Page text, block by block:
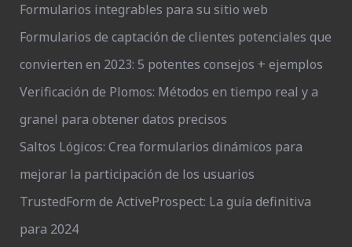
Formularios integrables para su sitio web
Formularios de captación de clientes potenciales que
convierten en 2023: 5 potentes consejos + ejemplos
Verificación de Plomos: Métodos en tiempo real y a
granel para obtener datos precisos
Saltos Lógicos: Crea formularios dinámicos para
mejorar la participación de los usuarios
TrustedForm de ActiveProspect: La guía definitiva
para 2024